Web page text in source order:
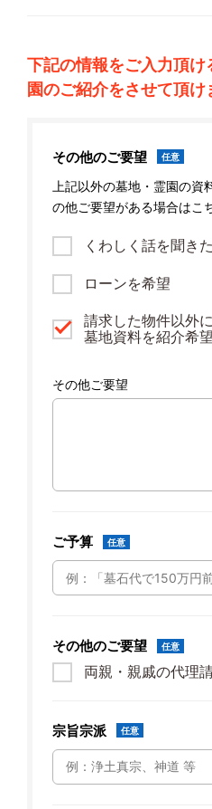
下記の情報をご入力頂
園のご紹介をさせて頂け
その他のご要望 任意
上記以外の墓地・霊園の資
の他ご要望がある場合はこ
くわしく話を聞き
ローンを希望
請求した物件以外
墓地資料を紹介希望
その他ご要望
ご予算 任意
その他のご要望 任意
両親・親戚の代理
宗旨宗派 任意